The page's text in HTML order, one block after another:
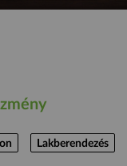
Lakberendezés